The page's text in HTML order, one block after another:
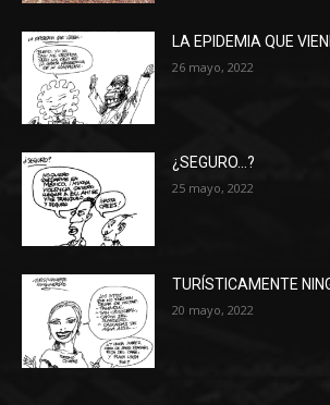
LA EPIDEMIA QUE
26 mayo, 2022
¿SEGURO…?
25 mayo, 2022
TURÍSTICAMENTE
20 mayo, 2022